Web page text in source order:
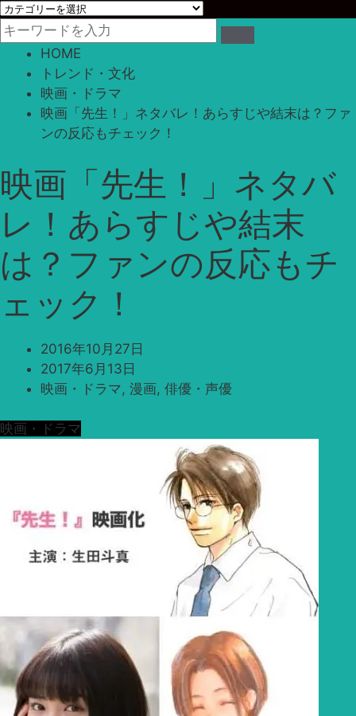
カ
テ
ゴ
HOME
トレンド・文化
映画・ドラマ
映画「先生！」ネタバレ！あらすじや結末は？ファ
ンの反応もチェック！
映画「先生！」ネタバ
レ！あらすじや結末
は？ファンの反応もチ
ェック！
2016年10月27日
2017年6月13日
映画・ドラマ, 漫画, 俳優・声優
映画・ドラマ